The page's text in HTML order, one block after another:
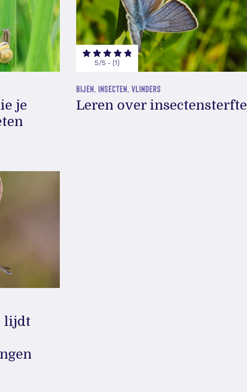
je
5/5 - (1)
BIJEN, INSECTEN, VLINDERS
Leren over insectensterfte
lijdt